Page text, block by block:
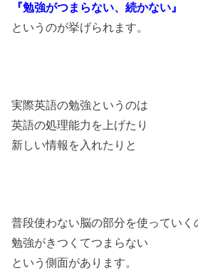
『勉強がつまらない、続かない』
というのが挙げられます。
実際英語の勉強というのは
英語の処理能力を上げたり
新しい情報を入れたりと
普段使わない脳の部分を使っていく
勉強がきつくてつまらない
という側面があります。